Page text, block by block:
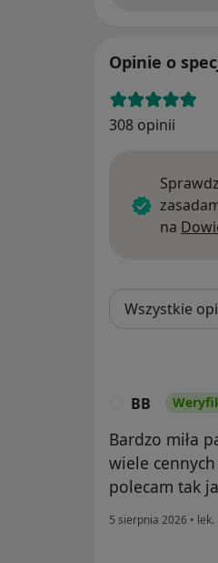
Opinie o
308 opinii
na
BB
Bardzo miła
wiele
polecam tak
5 sierpnia 2026 • lek.